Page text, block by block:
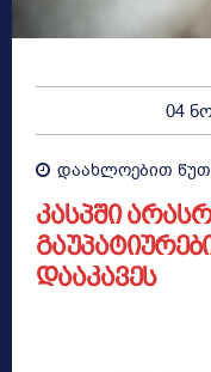
04
დაახლოებით
კასპში
დააკავეს